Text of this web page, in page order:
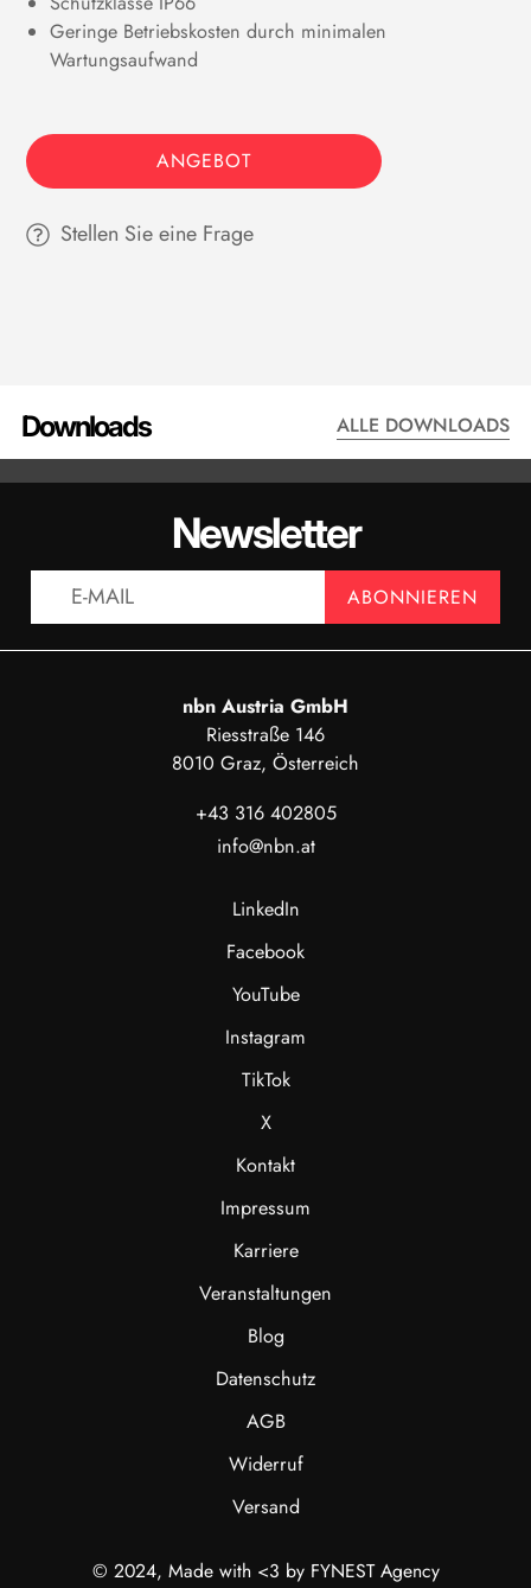
Geringe Betriebskosten durch minimalen
Wartungsaufwand
ANGEBOT
Stellen Sie eine Frage
Downloads ALLE DOWNLOADS
DATENBLATT - XTC601 HCG
ANZEIGEN
Newsletter
ABONNIEREN
nbn Austria GmbH
Riesstraße 146
8010 Graz, Österreich
+43 316 402805
info@nbn.at
LinkedIn
Facebook
YouTube
Instagram
TikTok
X
Kontakt
Impressum
Karriere
Veranstaltungen
Blog
Datenschutz
AGB
Widerruf
Versand
© 2024, Made with <3 by FYNEST Agency